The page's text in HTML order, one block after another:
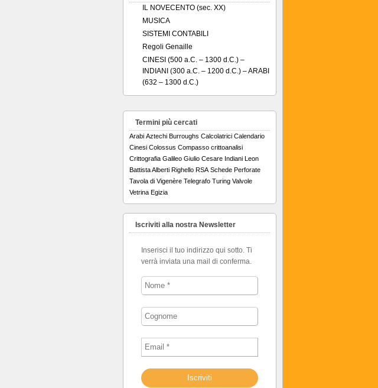
IL NOVECENTO (sec. XX)
MUSICA
SISTEMI CONTABILI
Regoli Genaille
CINESI (500 a.C. – 1300 d.C.) –
INDIANI (300 a.C. – 1200 d.C.) – ARABI
(632 – 1300 d.C.)
Termini più cercati
Arabi Aztechi Burroughs Calcolatrici Calendario
Cinesi Colossus Compasso crittoanalisi
Crittografia Galileo Giulio Cesare Indiani Leon
Battista Alberti Righello RSA Schede Perforate
Tavola di Vigenère Telegrafo Turing Valvole
Vetrina Egizia
Iscriviti alla nostra Newsletter
Inserisci il tuo indirizzo qui sotto. Ti
verrà inviata una mail di conferma.